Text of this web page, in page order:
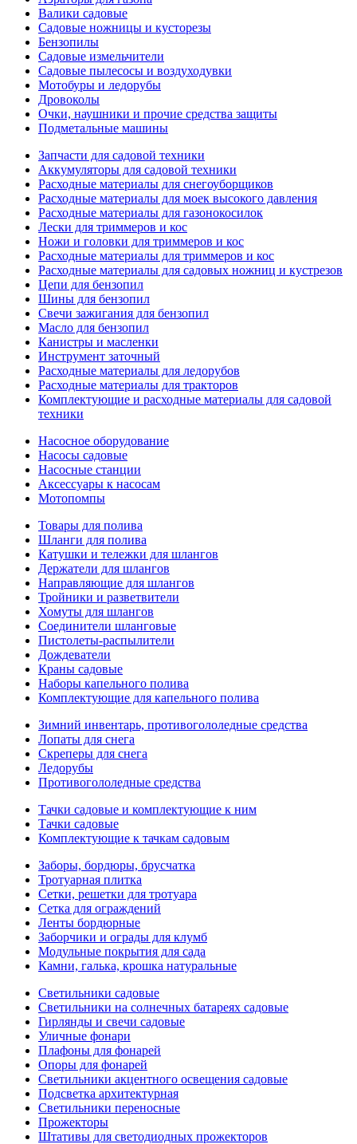
Валики садовые
Садовые ножницы и кусторезы
Бензопилы
Садовые измельчители
Садовые пылесосы и воздуходувки
Мотобуры и ледорубы
Дровоколы
Очки, наушники и прочие средства защиты
Подметальные машины
Запчасти для садовой техники
Аккумуляторы для садовой техники
Расходные материалы для снегоуборщиков
Расходные материалы для моек высокого давления
Расходные материалы для газонокосилок
Лески для триммеров и кос
Ножи и головки для триммеров и кос
Расходные материалы для триммеров и кос
Расходные материалы для садовых ножниц и кустрезов
Цепи для бензопил
Шины для бензопил
Свечи зажигания для бензопил
Масло для бензопил
Канистры и масленки
Инструмент заточный
Расходные материалы для ледорубов
Расходные материалы для тракторов
Комплектующие и расходные материалы для садовой
техники
Насосное оборудование
Насосы садовые
Насосные станции
Аксессуары к насосам
Мотопомпы
Товары для полива
Шланги для полива
Катушки и тележки для шлангов
Держатели для шлангов
Направляющие для шлангов
Тройники и разветвители
Хомуты для шлангов
Соединители шланговые
Пистолеты-распылители
Дождеватели
Краны садовые
Наборы капельного полива
Комплектующие для капельного полива
Зимний инвентарь, противогололедные средства
Лопаты для снега
Скреперы для снега
Ледорубы
Противогололедные средства
Тачки садовые и комплектующие к ним
Тачки садовые
Комплектующие к тачкам садовым
Заборы, бордюры, брусчатка
Тротуарная плитка
Сетки, решетки для тротуара
Сетка для ограждений
Ленты бордюрные
Заборчики и ограды для клумб
Модульные покрытия для сада
Камни, галька, крошка натуральные
Светильники садовые
Светильники на солнечных батареях садовые
Гирлянды и свечи садовые
Уличные фонари
Плафоны для фонарей
Опоры для фонарей
Светильники акцентного освещения садовые
Подсветка архитектурная
Светильники переносные
Прожекторы
Штативы для светодиодных прожекторов